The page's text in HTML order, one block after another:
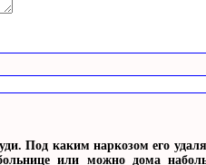
Под каким наркозом его
или можно дома